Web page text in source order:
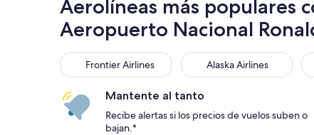
Aerolíneas más populares
Aeropuerto Nacional
Frontier Airlines
Frontier Airlines Alaska Airlines
Alaska Airlines
Mantente al tanto
Recibe alertas si los precios de vuelos suben o
bajan.*